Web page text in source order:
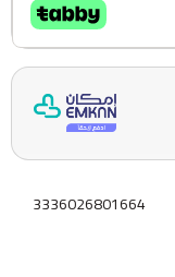
3336026801664